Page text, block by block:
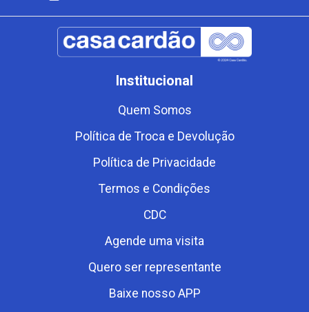
Institucional
Quem Somos
Política de Troca e Devolução
Política de Privacidade
Termos e Condições
CDC
Agende uma visita
Quero ser representante
Baixe nosso APP